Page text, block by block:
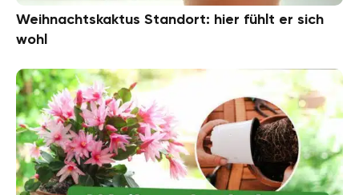
Weihnachtskaktus Standort: hier fühlt er sich
wohl